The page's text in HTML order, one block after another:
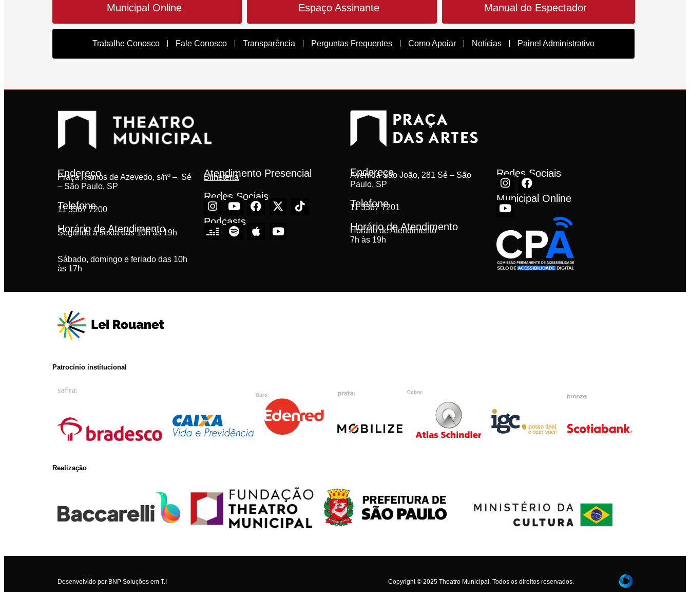
Municipal Online Espaço Assinante Manual do Espectador
Trabalhe Conosco Fale Conosco Transparência Perguntas Frequentes Como Apoiar Notícias Painel Administrativo
Endereço
Praça Ramos de Azevedo, s/nº – Sé
– São Paulo, SP
Telefone
11 3367 7200
Horário de Atendimento
Segunda à sexta das 10h às 19h
Sábado, domingo e feriado das 10h
às 17h
Atendimento Presencial
Bilheteria
Redes Sociais
Podcasts
Endereço
Avenida São João, 281 Sé – São
Paulo, SP
Telefone
11 3367 7201
Horário de Atendimento
Horário de Atendimento
7h às 19h
Redes Sociais
Municipal Online
Patrocínio institucional
Ouro:
Cobre:
Realização
Copyright © 2025 Theatro Municipal. Todos os direitos reservados.
Desenvolvido por BNP Soluções em T.I